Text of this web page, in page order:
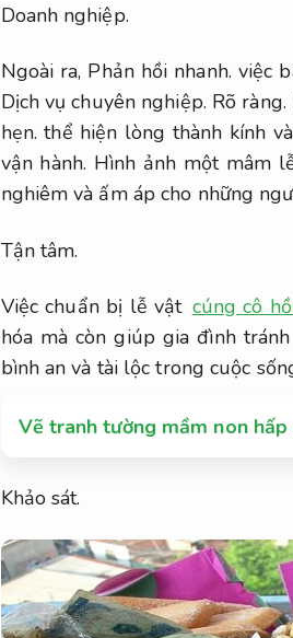
Doanh nghiệp.
Ngoài ra, Phản hồi nhanh. việc
Dịch vụ chuyên nghiệp. Rõ ràng.
hẹn. thể hiện lòng thành kính
vận hành. Hình ảnh một mâm
nghiêm và ấm áp cho những
Tận tâm.
Việc chuẩn bị lễ vật cúng cô
hóa mà còn giúp gia đình
bình an và tài lộc trong cuộc
Vẽ tranh tường mầm non
Khảo sát.